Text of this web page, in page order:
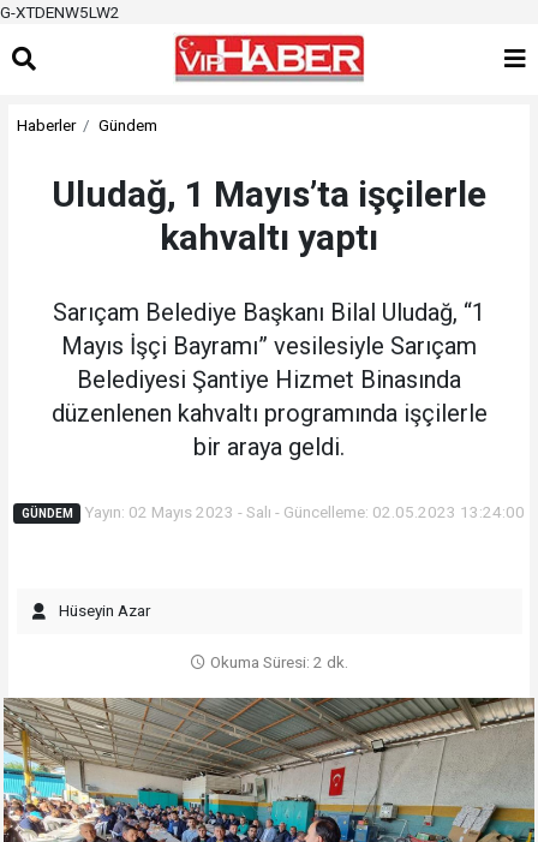
G-XTDENW5LW2
Haberler Gündem
Uludağ, 1 Mayıs’ta işçilerle
kahvaltı yaptı
Sarıçam Belediye Başkanı Bilal Uludağ, “1
Mayıs İşçi Bayramı” vesilesiyle Sarıçam
Belediyesi Şantiye Hizmet Binasında
düzenlenen kahvaltı programında işçilerle
bir araya geldi.
GÜNDEM Yayın: 02 Mayıs 2023 - Salı - Güncelleme: 02.05.2023 13:24:00
Hüseyin Azar
Okuma Süresi: 2 dk.